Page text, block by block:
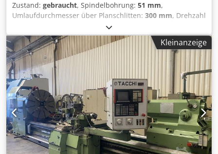
Zustand: gebraucht, Spindelbohrung: 51 mm,
Umlaufdurchmesser über Planschlitten: 300 mm, Drehzahl
, Dreibackenfutter Durchmesser:
mm, Gebrauchte Drehmaschine Marke: Amutio Cazeneuve
Modell: HB 575 Spitzenweite: 1.000 mm
Umlaufdurchmesser über Bett: 575 mm
Umlaufdurchmesser über Schlitten: 525 mm
Umlaufdurchmesser über Planschlitten: 300 mm
Spindelbohrung: 51 mm Drehzahlen: 32–2500 U/min
Leistung: 10 kW Bettenbreite: 400 mm Im Lieferumfang
enthalten: - 300 mm Dreibackenfutter mit verschiedenen
Backensätzen - Geschlossene Lünette -
Schnellwechselrevolver mit 3 Werkzeughaltern - Aurki
Digitalanzeige (2 Achsen) - 2 mitlaufende Zentrierspitzen
Dcsdpfx Aqoyzrhcoqjk - Schale mit Kühlmittelsystem
Kleinanzeige